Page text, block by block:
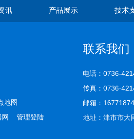
讯 产品展示 技术
地图
网 管理登陆
联系我们
电话：0736-
传真：0736-
邮箱：
地址：津市市大